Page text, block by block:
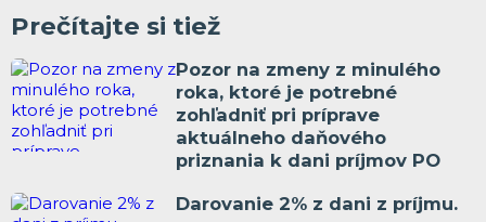
Prečítajte si tiež
Pozor na zmeny z minulého
roka, ktoré je potrebné
zohľadniť pri príprave
aktuálneho daňového
priznania k dani príjmov PO
Darovanie 2% z dani z príjmu.